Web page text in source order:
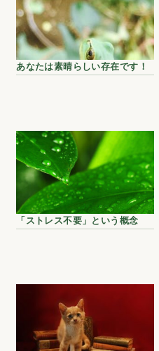
あなたは素晴らしい存在です！
「ストレス不要」という概念